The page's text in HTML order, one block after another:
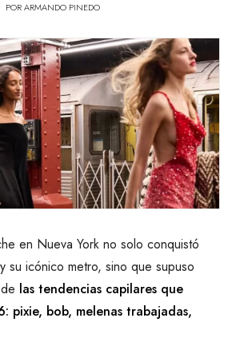
PORARMANDO PINEDO
en Nueva York no solo conquistó
su icónico metro, sino que supuso
las tendencias capilares que
pixie, bob, melenas trabajadas,